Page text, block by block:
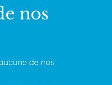
nos
de nos